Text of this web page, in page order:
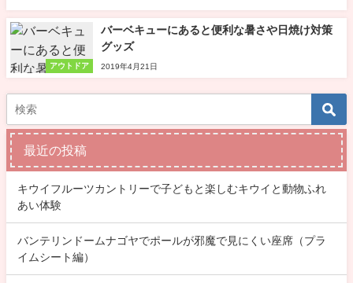
アウトドア
バーベキューにあると便利な暑さや日焼け対策
グッズ
2019年4月21日
最近の投稿
キウイフルーツカントリーで子どもと楽しむキウイと動物ふれ
あい体験
バンテリンドームナゴヤでポールが邪魔で見にくい座席（プラ
イムシート編）